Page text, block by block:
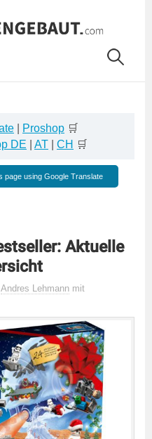
Proshop 🛒
DE AT CH 🛒
page using Google Translate
Aktuelle
Andres Lehmann mit